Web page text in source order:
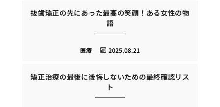
抜歯矯正の先にあった最高の笑顔！ある女性の物
語
2025.08.21
医療
矯正治療の最後に後悔しないための最終確認リス
ト